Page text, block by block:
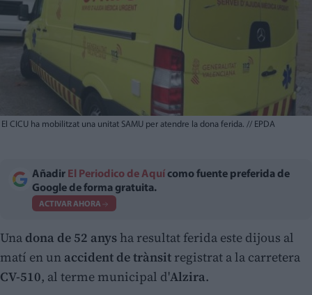
El CICU ha mobilitzat una unitat SAMU per atendre la dona ferida. // EPDA
Añadir El Periodico de Aquí como fuente preferida de
Google de forma gratuita.
ACTIVAR AHORA
Una dona de 52 anys ha resultat ferida este dijous al
matí en un accident de trànsit registrat a la carretera
CV-510, al terme municipal d'Alzira.